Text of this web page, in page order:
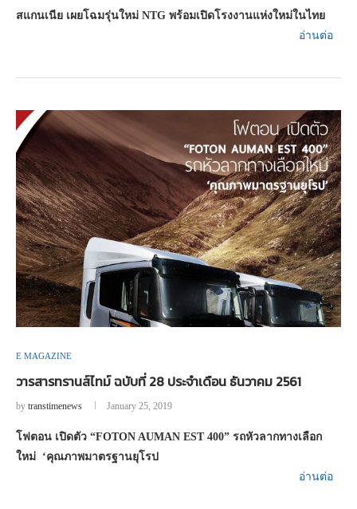
สแกนเนีย เผยโฉมรุ่นใหม่ NTG พร้อมเปิดโรงงานแห่งใหม่ในไทย
อ่านต่อ
E MAGAZINE
วารสารทรานส์ไทม์ ฉบับที่ 28 ประจำเดือน ธันวาคม 2561
by transtimenews January 25, 2019
โฟตอน เปิดตัว “FOTON AUMAN EST 400” รถหัวลากทางเลือก
ใหม่ ‘คุณภาพมาตรฐานยุโรป
อ่านต่อ